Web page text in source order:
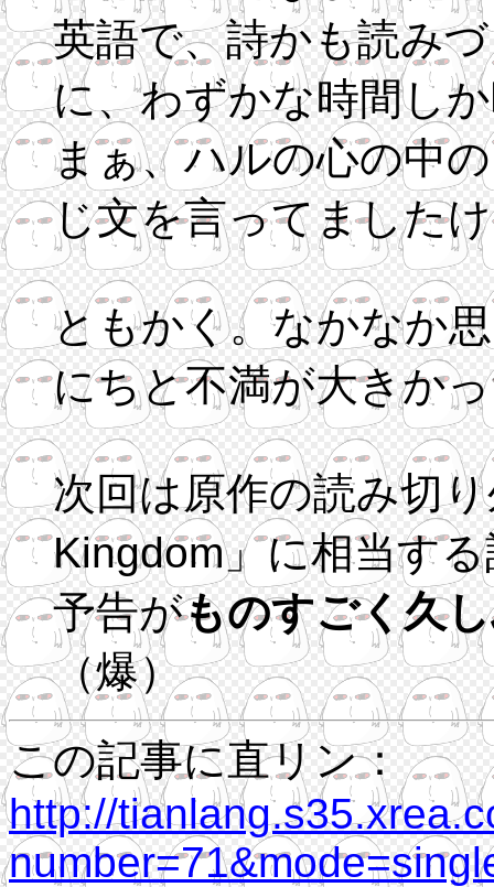
英語で、詩かも読み
に、わずかな時間し
まぁ、ハルの心の中
じ文を言ってました
ともかく。なかなか
にちと不満が大きか
次回は原作の読み切り
Kingdom」に相当す
予告がものすごく久
（爆）
この記事に直リン：
http://